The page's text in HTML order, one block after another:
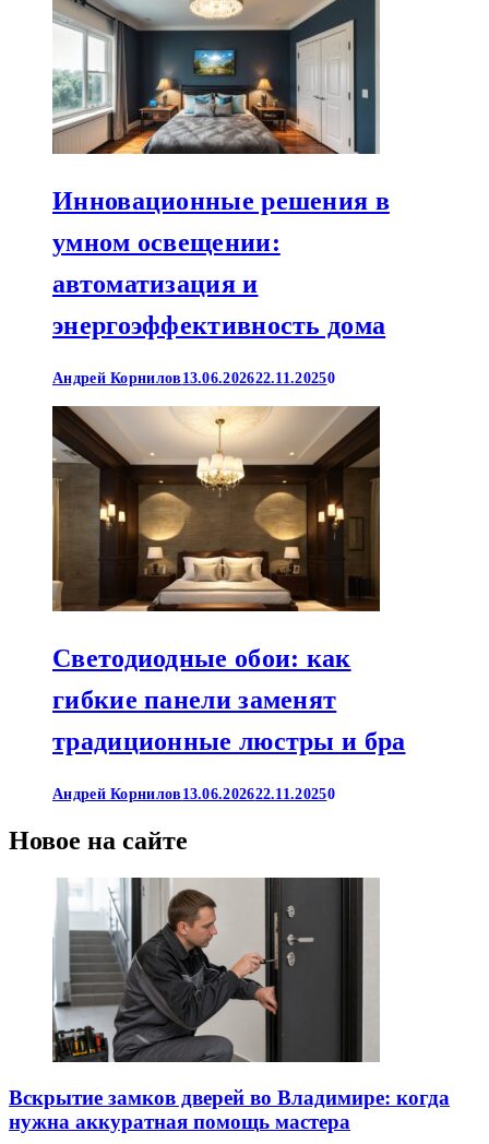
Инновационные решения в
умном освещении:
автоматизация и
энергоэффективность дома
Андрей Корнилов 13.06.202622.11.20250
Светодиодные обои: как
гибкие панели заменят
традиционные люстры и бра
Андрей Корнилов 13.06.202622.11.20250
Новое на сайте
Вскрытие замков дверей во Владимире: когда
нужна аккуратная помощь мастера